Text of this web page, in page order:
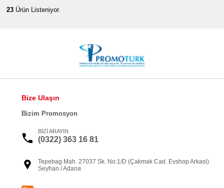
23Ürün Listeniyor.
Bize Ulaşın
Bizim Promosyon
BİZİ ARAYIN
(0322) 363 16 81
Tepebag Mah. 27037 Sk. No:1/D (Çakmak Cad. Evshop Arkasi)
Seyhan / Adana